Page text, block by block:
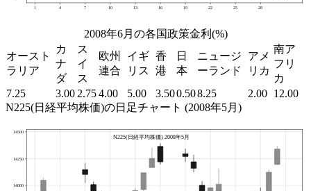
2008年6月の各国政策金利(%)
オースト
ラリア
カ
ナ
ダ
ス
イ
ス
欧州
連合
イギ
リス
香
港
日
本
ニュージ
ーランド
アメ
リカ
南ア
フリ
カ
7.25
3.00 2.754.00 5.00 3.500.508.25 2.00 12.00
N225(日経平均株価)の日足チャート (2008年5月)